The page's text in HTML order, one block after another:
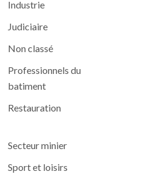
Industrie
Judiciaire
Non classé
Professionnels du
batiment
Restauration
Secteur minier
Sport et loisirs